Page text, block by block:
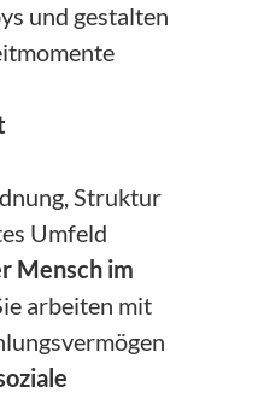
und gestalten
Struktur
Umfeld
Mensch im
arbeiten mit